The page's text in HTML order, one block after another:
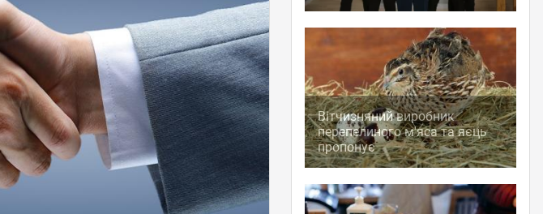
Вітчизняний виробник
перепелиного м'яса та яєць
пропонує